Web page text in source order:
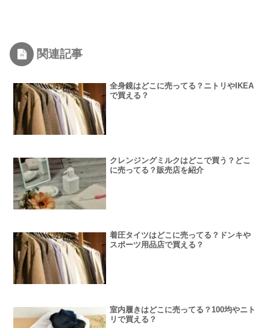
関連記事
全身鏡はどこに売ってる？ニトリやIKEA
で買える？
クレンジングミルクはどこで買う？どこ
に売ってる？販売店を紹介
着圧タイツはどこに売ってる？ドンキや
スポーツ用品店で買える？
室内履きはどこに売ってる？100均やニト
リで買える？